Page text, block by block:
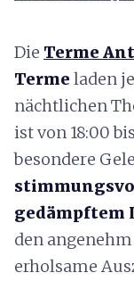
Die Terme
Terme laden
nächtlichen
ist von 18:00
besondere
gedämpftem
den
erholsame